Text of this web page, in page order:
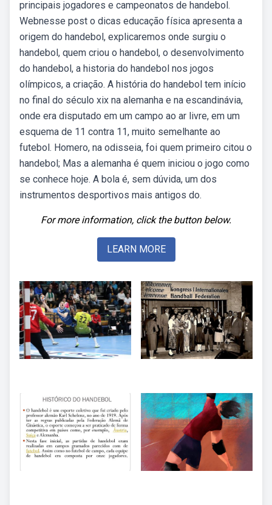
principais jogadores e campeonatos de handebol.
Webnesse post o dicas educação física apresenta a
origem do handebol, explicaremos onde surgiu o
handebol, quem criou o handebol, o desenvolvimento
do handebol, a historia do handebol nos jogos
olímpicos, a criação. A história do handebol tem início
no final do século xix na alemanha e na escandinávia,
onde era disputado em um campo ao ar livre, em um
esquema de 11 contra 11, muito semelhante ao
futebol. Homero, na odisseia, foi quem primeiro citou o
handebol; Mas a alemanha é quem iniciou o jogo como
se conhece hoje. A bola é, sem dúvida, um dos
instrumentos desportivos mais antigos do.
For more information, click the button below.
LEARN MORE